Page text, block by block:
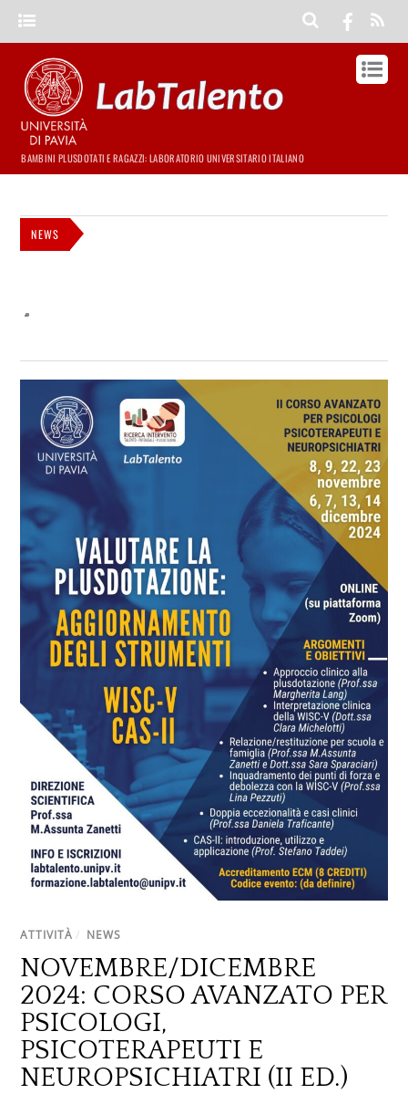
BAMBINI PLUSDOTATI E RAGAZZI: LABORATORIO UNIVERSITARIO ITALIANO
NEWS
ATTIVITÀ / NEWS
NOVEMBRE/DICEMBRE
2024: CORSO AVANZATO PER
PSICOLOGI,
PSICOTERAPEUTI E
NEUROPSICHIATRI (II ED.)